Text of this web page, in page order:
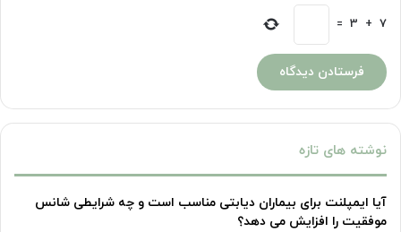
7
+
3
=
نوشته های تازه
آیا ایمپلنت برای بیماران دیابتی مناسب است و چه شرایطی شانس
موفقیت را افزایش می دهد؟